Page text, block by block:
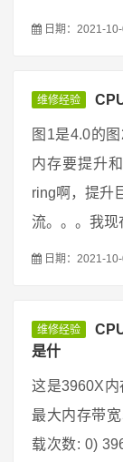
日期：2021-
维修经验
图1是4.0的
内存要提升
ring啊，提升
流。。。我现
日期：2021-
维修经验
是什
这是3960X
最大内存带
载次数: 0)